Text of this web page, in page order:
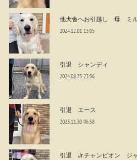
他犬舎へお引越し 母 ミ
2024.12.01 13:05
引退 シャンディ
2024.08.23 23:36
引退 エース
2023.11.30 06:58
引退 Jr.チャンピオン ジ